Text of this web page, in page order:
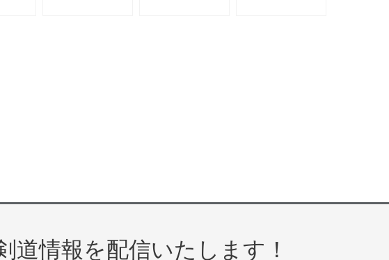
道情報を配信いたします！